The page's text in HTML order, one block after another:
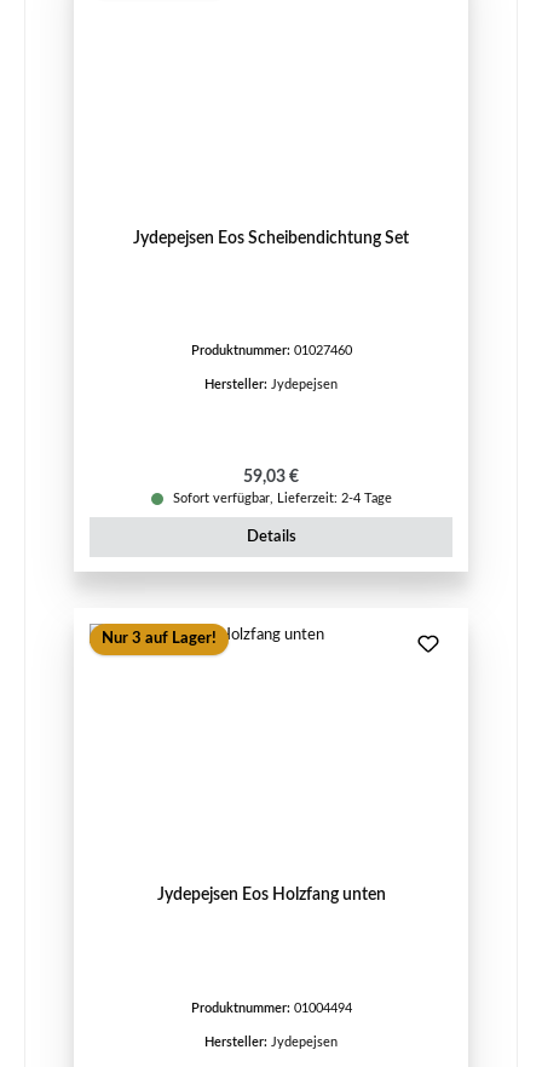
Jydepejsen Eos Scheibendichtung Set
Produktnummer: 01027460
Hersteller: Jydepejsen
Regulärer Preis:
59,03 €
Sofort verfügbar, Lieferzeit: 2-4 Tage
Details
Nur 3 auf Lager!
Jydepejsen Eos Holzfang unten
Produktnummer: 01004494
Hersteller: Jydepejsen